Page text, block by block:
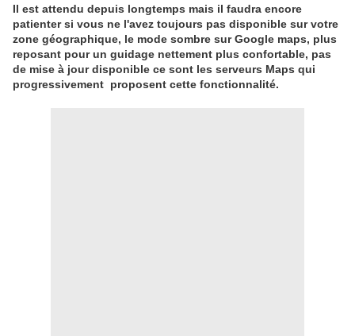
Il est attendu depuis longtemps mais il faudra encore
patienter si vous ne l'avez toujours pas disponible sur votre
zone géographique, le mode sombre sur Google maps, plus
reposant pour un guidage nettement plus confortable, pas
de mise à jour disponible ce sont les serveurs Maps qui
progressivement proposent cette fonctionnalité.